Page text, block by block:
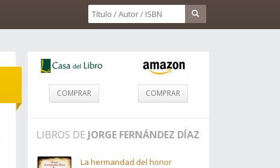
COMPRAR COMPRAR
LIBROS DE JORGE FERNÁNDEZ DÍAZ
La hermandad del honor